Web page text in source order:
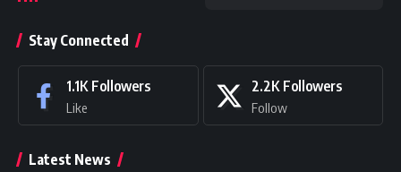
Stay Connected
1.1K Followers
Like
2.2K Followers
Follow
Latest News